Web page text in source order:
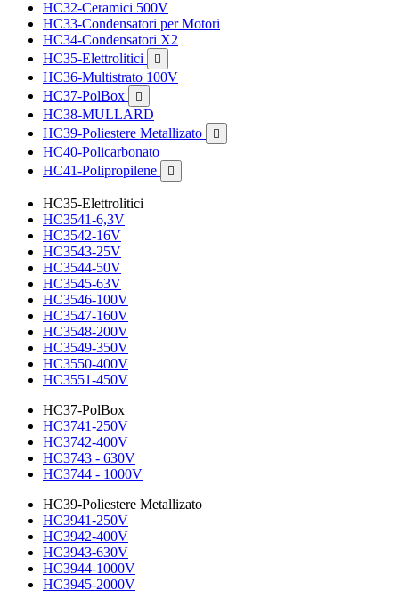
HC32-Ceramici 500V
HC33-Condensatori per Motori
HC34-Condensatori X2
HC35-Elettrolitici

HC36-Multistrato 100V
HC37-PolBox

HC38-MULLARD
HC39-Poliestere Metallizato

HC40-Policarbonato
HC41-Polipropilene

HC35-Elettrolitici
HC3541-6,3V
HC3542-16V
HC3543-25V
HC3544-50V
HC3545-63V
HC3546-100V
HC3547-160V
HC3548-200V
HC3549-350V
HC3550-400V
HC3551-450V
HC37-PolBox
HC3741-250V
HC3742-400V
HC3743 - 630V
HC3744 - 1000V
HC39-Poliestere Metallizato
HC3941-250V
HC3942-400V
HC3943-630V
HC3944-1000V
HC3945-2000V